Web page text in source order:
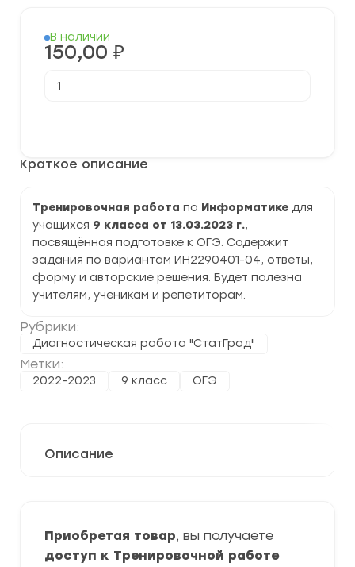
Краткое описание
Тренировочная работа по Информатике для
учащихся 9 класса от 13.03.2023 г.,
посвящённая подготовке к ОГЭ. Содержит
задания по вариантам ИН2290401-04, ответы,
форму и авторские решения. Будет полезна
учителям, ученикам и репетиторам.
Рубрики:
Диагностическая работа "СтатГрад"
Метки:
2022-2023 9 класс ОГЭ
В наличии
150,00 ₽
товара
Информатике
(ИН2290401-
04)
задания
и
ответы
Описание
Приобретая товар, вы получаете
доступ к Тренировочной работе